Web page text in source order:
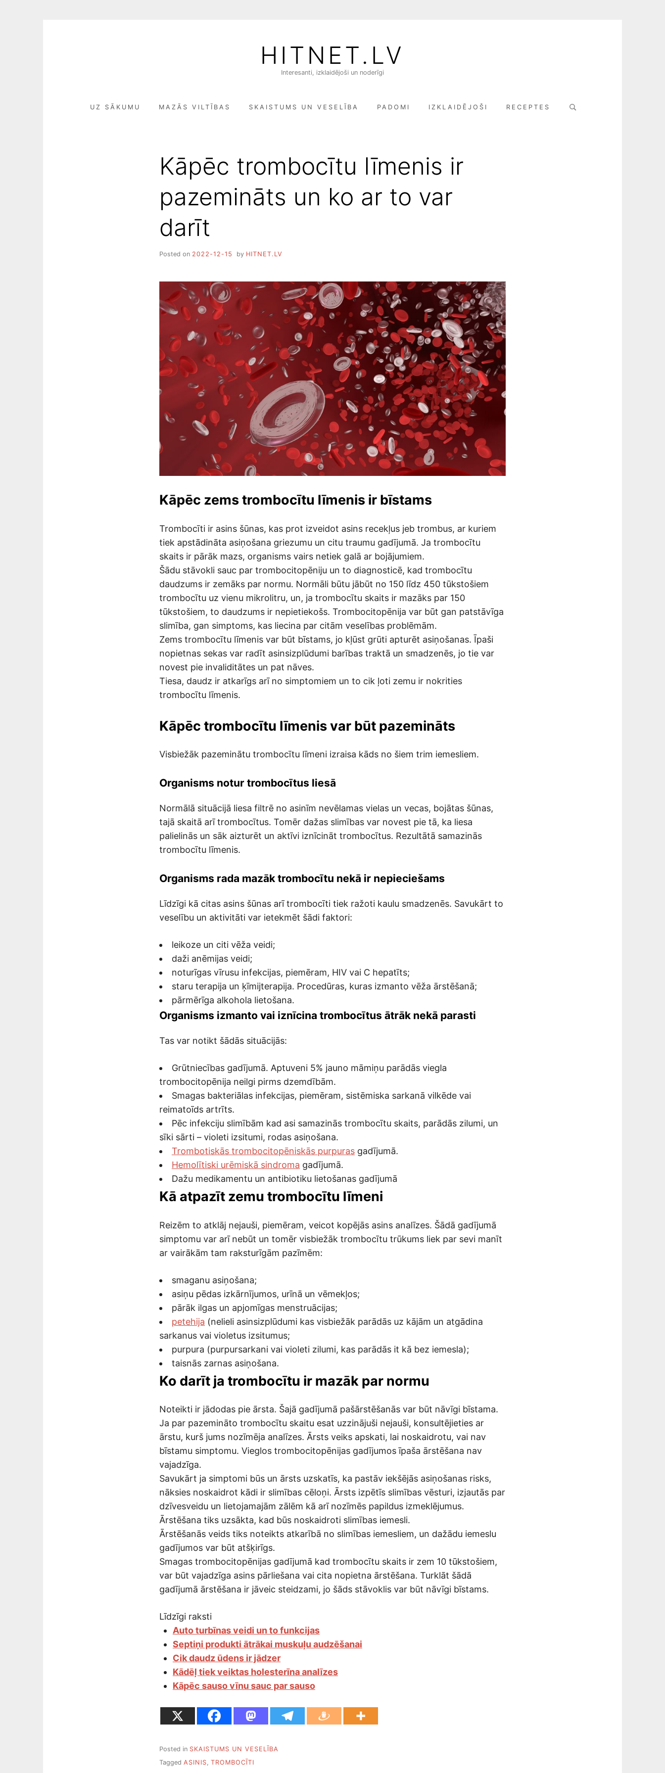
HITNET.LV
Interesanti, izklaidējoši un noderīgi
UZ SĀKUMU MAZĀS VILTĪBAS SKAISTUMS UN VESELĪBA PADOMI IZKLAIDĒJOŠI RECEPTES
Search
Kāpēc trombocītu līmenis ir
pazemināts un ko ar to var
darīt
Posted on 2022-12-15 by HITNET.LV
Kāpēc zems trombocītu līmenis ir bīstams
Trombocīti ir asins šūnas, kas prot izveidot asins recekļus jeb trombus, ar kuriem
tiek apstādināta asiņošana griezumu un citu traumu gadījumā. Ja trombocītu
skaits ir pārāk mazs, organisms vairs netiek galā ar bojājumiem.
Šādu stāvokli sauc par trombocitopēniju un to diagnosticē, kad trombocītu
daudzums ir zemāks par normu. Normāli būtu jābūt no 150 līdz 450 tūkstošiem
trombocītu uz vienu mikrolitru, un, ja trombocītu skaits ir mazāks par 150
tūkstošiem, to daudzums ir nepietiekošs. Trombocitopēnija var būt gan patstāvīga
slimība, gan simptoms, kas liecina par citām veselības problēmām.
Zems trombocītu līmenis var būt bīstams, jo kļūst grūti apturēt asiņošanas. Īpaši
nopietnas sekas var radīt asinsizplūdumi barības traktā un smadzenēs, jo tie var
novest pie invaliditātes un pat nāves.
Tiesa, daudz ir atkarīgs arī no simptomiem un to cik ļoti zemu ir nokrities
trombocītu līmenis.
Kāpēc trombocītu līmenis var būt pazemināts
Visbiežāk pazeminātu trombocītu līmeni izraisa kāds no šiem trim iemesliem.
Organisms notur trombocītus liesā
Normālā situācijā liesa filtrē no asinīm nevēlamas vielas un vecas, bojātas šūnas,
tajā skaitā arī trombocītus. Tomēr dažas slimības var novest pie tā, ka liesa
palielinās un sāk aizturēt un aktīvi iznīcināt trombocītus. Rezultātā samazinās
trombocītu līmenis.
Organisms rada mazāk trombocītu nekā ir nepieciešams
Līdzīgi kā citas asins šūnas arī trombocīti tiek ražoti kaulu smadzenēs. Savukārt to
veselību un aktivitāti var ietekmēt šādi faktori:
leikoze un citi vēža veidi;
daži anēmijas veidi;
noturīgas vīrusu infekcijas, piemēram, HIV vai C hepatīts;
staru terapija un ķīmijterapija. Procedūras, kuras izmanto vēža ārstēšanā;
pārmērīga alkohola lietošana.
Organisms izmanto vai iznīcina trombocītus ātrāk nekā parasti
Tas var notikt šādās situācijās:
Grūtniecības gadījumā. Aptuveni 5% jauno māmiņu parādās viegla
trombocitopēnija neilgi pirms dzemdībām.
Smagas bakteriālas infekcijas, piemēram, sistēmiska sarkanā vilkēde vai
reimatoīds artrīts.
Pēc infekciju slimībām kad asi samazinās trombocītu skaits, parādās zilumi, un
sīki sārti – violeti izsitumi, rodas asiņošana.
Trombotiskās trombocitopēniskās purpuras gadījumā.
Hemolītiski urēmiskā sindroma gadījumā.
Dažu medikamentu un antibiotiku lietošanas gadījumā
Kā atpazīt zemu trombocītu līmeni
Reizēm to atklāj nejauši, piemēram, veicot kopējās asins analīzes. Šādā gadījumā
simptomu var arī nebūt un tomēr visbiežāk trombocītu trūkums liek par sevi manīt
ar vairākām tam raksturīgām pazīmēm:
smaganu asiņošana;
asiņu pēdas izkārnījumos, urīnā un vēmekļos;
pārāk ilgas un apjomīgas menstruācijas;
petehija (nelieli asinsizplūdumi kas visbiežāk parādās uz kājām un atgādina
sarkanus vai violetus izsitumus;
purpura (purpursarkani vai violeti zilumi, kas parādās it kā bez iemesla);
taisnās zarnas asiņošana.
Ko darīt ja trombocītu ir mazāk par normu
Noteikti ir jādodas pie ārsta. Šajā gadījumā pašārstēšanās var būt nāvīgi bīstama.
Ja par pazemināto trombocītu skaitu esat uzzinājuši nejauši, konsultējieties ar
ārstu, kurš jums nozīmēja analīzes. Ārsts veiks apskati, lai noskaidrotu, vai nav
bīstamu simptomu. Vieglos trombocitopēnijas gadījumos īpaša ārstēšana nav
vajadzīga.
Savukārt ja simptomi būs un ārsts uzskatīs, ka pastāv iekšējās asiņošanas risks,
nāksies noskaidrot kādi ir slimības cēloņi. Ārsts izpētīs slimības vēsturi, izjautās par
dzīvesveidu un lietojamajām zālēm kā arī nozīmēs papildus izmeklējumus.
Ārstēšana tiks uzsākta, kad būs noskaidroti slimības iemesli.
Ārstēšanās veids tiks noteikts atkarībā no slimības iemesliem, un dažādu iemeslu
gadījumos var būt atšķirīgs.
Smagas trombocitopēnijas gadījumā kad trombocītu skaits ir zem 10 tūkstošiem,
var būt vajadzīga asins pārliešana vai cita nopietna ārstēšana. Turklāt šādā
gadījumā ārstēšana ir jāveic steidzami, jo šāds stāvoklis var būt nāvīgi bīstams.
Līdzīgi raksti
Auto turbīnas veidi un to funkcijas
Septiņi produkti ātrākai muskuļu audzēšanai
Cik daudz ūdens ir jādzer
Kādēļ tiek veiktas holesterīna analīzes
Kāpēc sauso vīnu sauc par sauso
Posted in SKAISTUMS UN VESELĪBA
Tagged ASINIS TROMBOCĪTI